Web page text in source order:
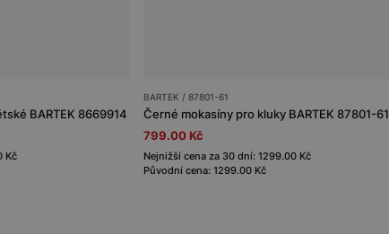
BARTEK 8669914
Kč
BARTEK / 87801-61
Černé mokasíny pro kluky BARTEK 87801-61
799.00 Kč
Nejnižší cena za 30 dní: 1299.00 Kč
Původní cena: 1299.00 Kč